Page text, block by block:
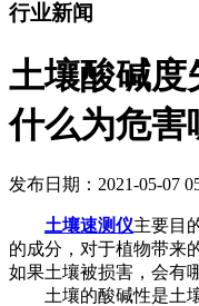
行业新闻
土壤酸碱度
什么为危害
发布日期：2021-05-07
土壤速测仪主要目
的成分，对于植物带来
如果土壤被损害，会有
土壤的酸碱性是土壤